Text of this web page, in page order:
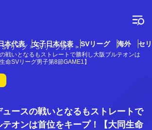
本代表 女子日本代表 SVリーグ 海外 セ
SVリーグ
SVリーグ男子
戦いとなるもストレートで勝利し大阪ブルテオンは
命SVリーグ男子第8節GAME1】
ースの戦いとなるもストレートで
オンは首位をキープ！【大同生命